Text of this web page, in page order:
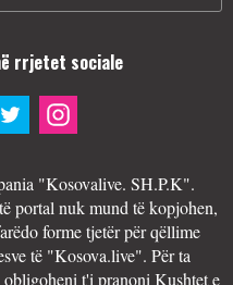
rrjetet sociale
"Kosovalive. SH.P.K".
portal nuk mund të kopjohen,
forme tjetër për qëllime
të "Kosova.live". Për ta
t'i pranoni Kushtet e